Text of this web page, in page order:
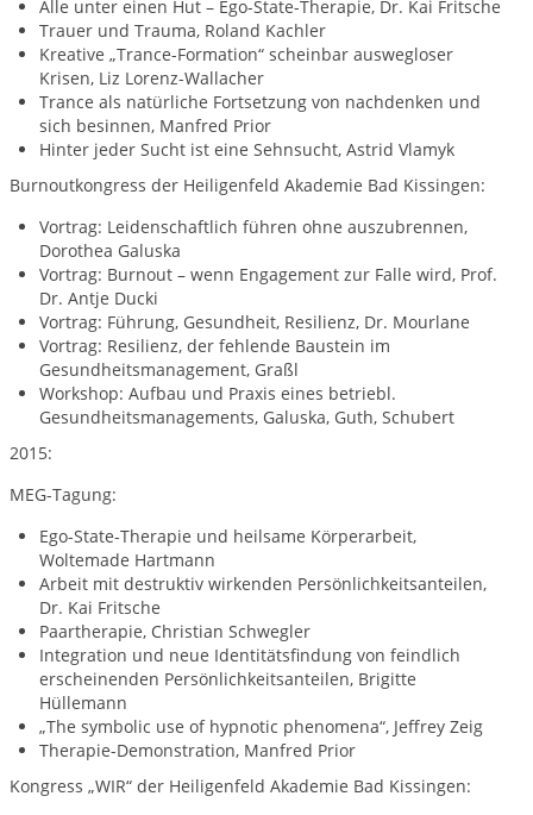
Alle unter einen Hut – Ego-State-Therapie, Dr. Kai Fritsche
Trauer und Trauma, Roland Kachler
Kreative „Trance-Formation“ scheinbar auswegloser
Krisen, Liz Lorenz-Wallacher
Trance als natürliche Fortsetzung von nachdenken und
sich besinnen, Manfred Prior
Hinter jeder Sucht ist eine Sehnsucht, Astrid Vlamyk
Burnoutkongress der Heiligenfeld Akademie Bad Kissingen:
Vortrag: Leidenschaftlich führen ohne auszubrennen,
Dorothea Galuska
Vortrag: Burnout – wenn Engagement zur Falle wird, Prof.
Dr. Antje Ducki
Vortrag: Führung, Gesundheit, Resilienz, Dr. Mourlane
Vortrag: Resilienz, der fehlende Baustein im
Gesundheitsmanagement, Graßl
Workshop: Aufbau und Praxis eines betriebl.
Gesundheitsmanagements, Galuska, Guth, Schubert
2015:
MEG-Tagung:
Ego-State-Therapie und heilsame Körperarbeit,
Woltemade Hartmann
Arbeit mit destruktiv wirkenden Persönlichkeitsanteilen,
Dr. Kai Fritsche
Paartherapie, Christian Schwegler
Integration und neue Identitätsfindung von feindlich
erscheinenden Persönlichkeitsanteilen, Brigitte
Hüllemann
„The symbolic use of hypnotic phenomena“, Jeffrey Zeig
Therapie-Demonstration, Manfred Prior
Kongress „WIR“ der Heiligenfeld Akademie Bad Kissingen: